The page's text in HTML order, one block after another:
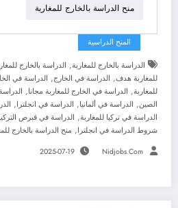
منح الدراسة بالخارج للمغاربة
المنح الدراسية
الدراسة بالخارج للمغاربة, الدراسة بالخارج
للمغاربة هدف, الدراسة في الخارج, الدراسة في
للمغاربة, الدراسة في الخارج للمغاربة مجانا,
الصين, الدراسة في ألمانيا, الدراسة في انجلترا,
الدراسة في تركيا للمغاربة, الدراسة في قبرص
شروط الدراسة في انجلترا, منح الدراسة بالخارج
Nidjobs.com
2025-07-19